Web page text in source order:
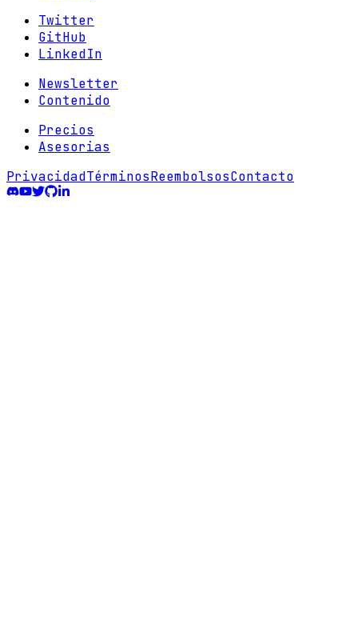
Twitter
GitHub
LinkedIn
Newsletter
Contenido
Precios
Asesorias
PrivacidadTérminosReembolsosContacto